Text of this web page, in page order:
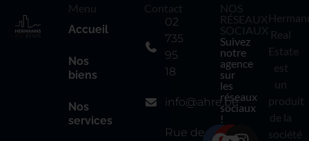
Menu
Accueil
Nos
biens
Nos
services
Contact
02
735
95
18
info@ahre.be
Rue de
NOS
RÉSEAUX
SOCIAUX
Suivez
notre
agence
sur
les
réseaux
sociaux
!
Real
Estate
est
un
produit
de la
société